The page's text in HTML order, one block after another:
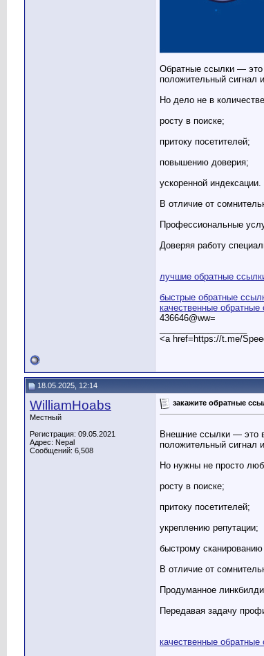
Обратные ссылки — это
положительный сигнал
Но дело не в
росту в поиске;
притоку посетителей;
повышению доверия;
ускоренной индексации.
В отличие от
Профессиональные
Доверяя работу
лучшие обратные
быстрые обратные
качественные
436646@ww=
<a href=https://t.me/
18.05.2025, 12:14
WilliamHoabs
Местный
Регистрация: 09.05.2021
Адрес: Nepal
Сообщений: 6,508
закажите обратные
Внешние ссылки — это
положительный сигнал
Но нужны не просто
росту в поиске;
притоку посетителей;
укреплению репутации;
быстрому сканированию
В отличие от
Продуманное
Передавая задачу
качественные